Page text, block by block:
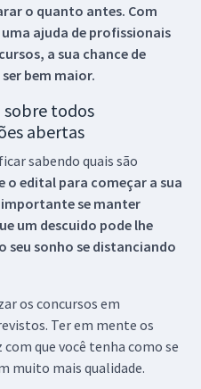
o quanto antes. Com
ajuda de profissionais
a sua chance de
bem maior.
sobre todos
abertas
sabendo quais são
o edital para começar a sua
se manter
um descuido pode lhe
seu sonho se distanciando
os concursos em
Ter em mente os
que você tenha como se
muito mais qualidade.